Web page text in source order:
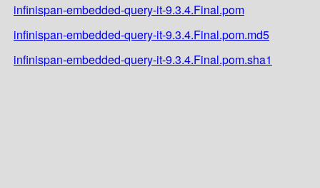
infinispan-embedded-query-it-9.3.4.Final.pom
infinispan-embedded-query-it-9.3.4.Final.pom.md5
infinispan-embedded-query-it-9.3.4.Final.pom.sha1